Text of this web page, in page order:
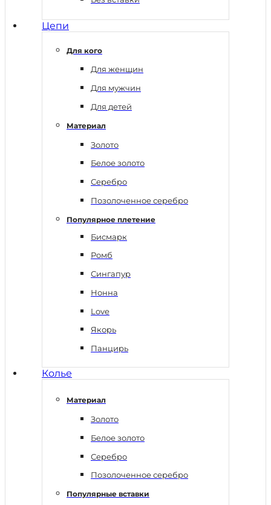
Цепи
Для кого
Для женщин
Для мужчин
Для детей
Материал
Золото
Белое золото
Серебро
Позолоченное серебро
Популярное плетение
Бисмарк
Ромб
Сингапур
Нонна
Love
Якорь
Панцирь
Колье
Материал
Золото
Белое золото
Серебро
Позолоченное серебро
Популярные вставки